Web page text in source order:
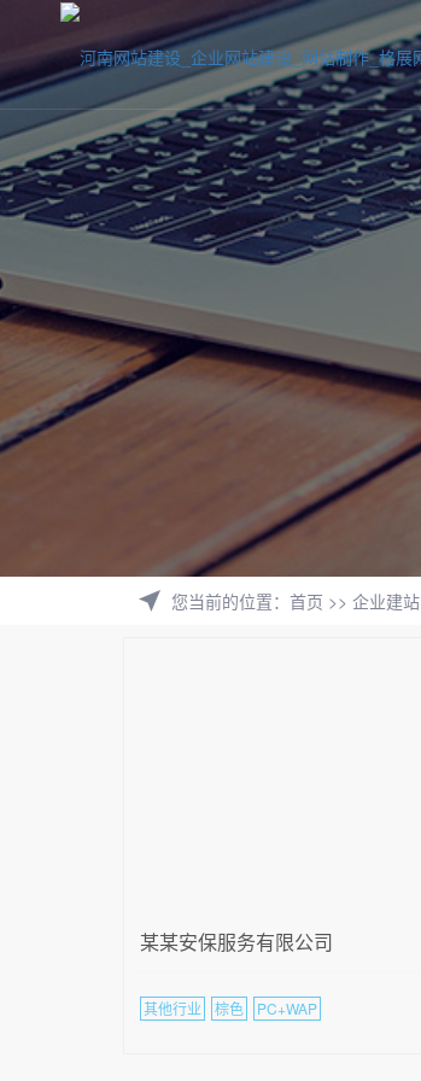
您当前的位置： 首页 >> 企业建站
某某安保服务有限公司
其他行业 棕色 PC+WAP